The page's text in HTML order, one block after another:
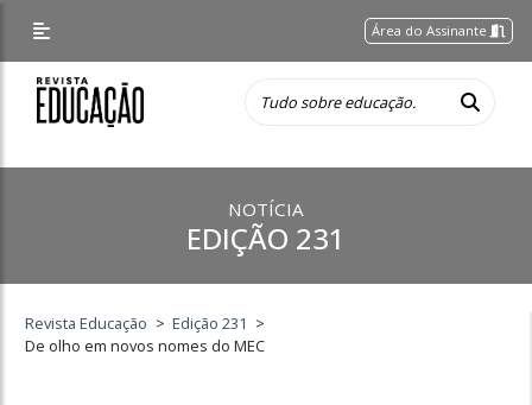
Área do Assinante
NOTÍCIA
EDIÇÃO 231
Revista Educação > Edição 231 >
De olho em novos nomes do MEC